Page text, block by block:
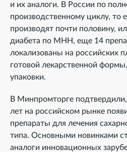
и их аналоги. В России по
производственному циклу, то
производят почти половину,
диабета по МНН, еще 14
локализованы на российских
готовой лекарственной
упаковки.
В Минпромторге
лет на российском рынке
препараты для лечения
типа. Основными новинками
аналоги инновационных